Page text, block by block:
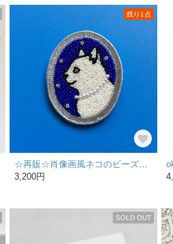
残り1点
3,200円
SOLD OUT